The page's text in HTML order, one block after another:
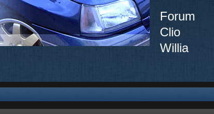
Forum
Clio
Willia